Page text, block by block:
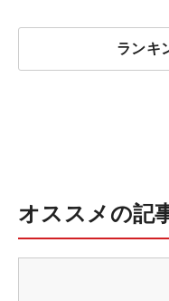
ランキ
オススメの記